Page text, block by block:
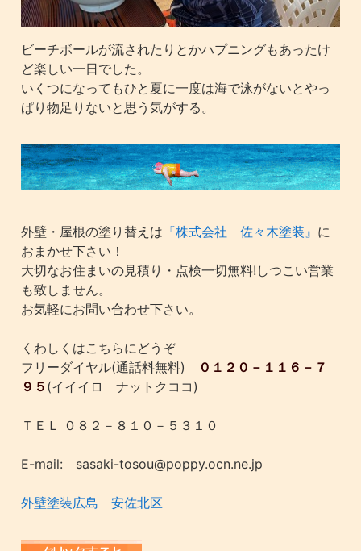
ビーチボールが流されたりとかハプニングもあったけ
ど楽しい一日でした。
いくつになってもひと夏に一度は海で泳がないとやっ
ぱり物足りないと思う気がする。
外壁・屋根の塗り替えは 『株式会社 佐々木塗装』 に
おまかせ下さい！
大切なお住まいの見積り・点検一切無料!しつこい営業
も致しません。
お気軽にお問い合わせ下さい。
くわしくはこちらにどうぞ
フリーダイヤル(通話料無料)
０１２０－１１６－７
９５ (イイイロ ナットクココ)
ＴＥＬ ０８２－８１０－５３１０
E-mail: sasaki-tosou@poppy.ocn.ne.jp
外壁塗装広島 安佐北区